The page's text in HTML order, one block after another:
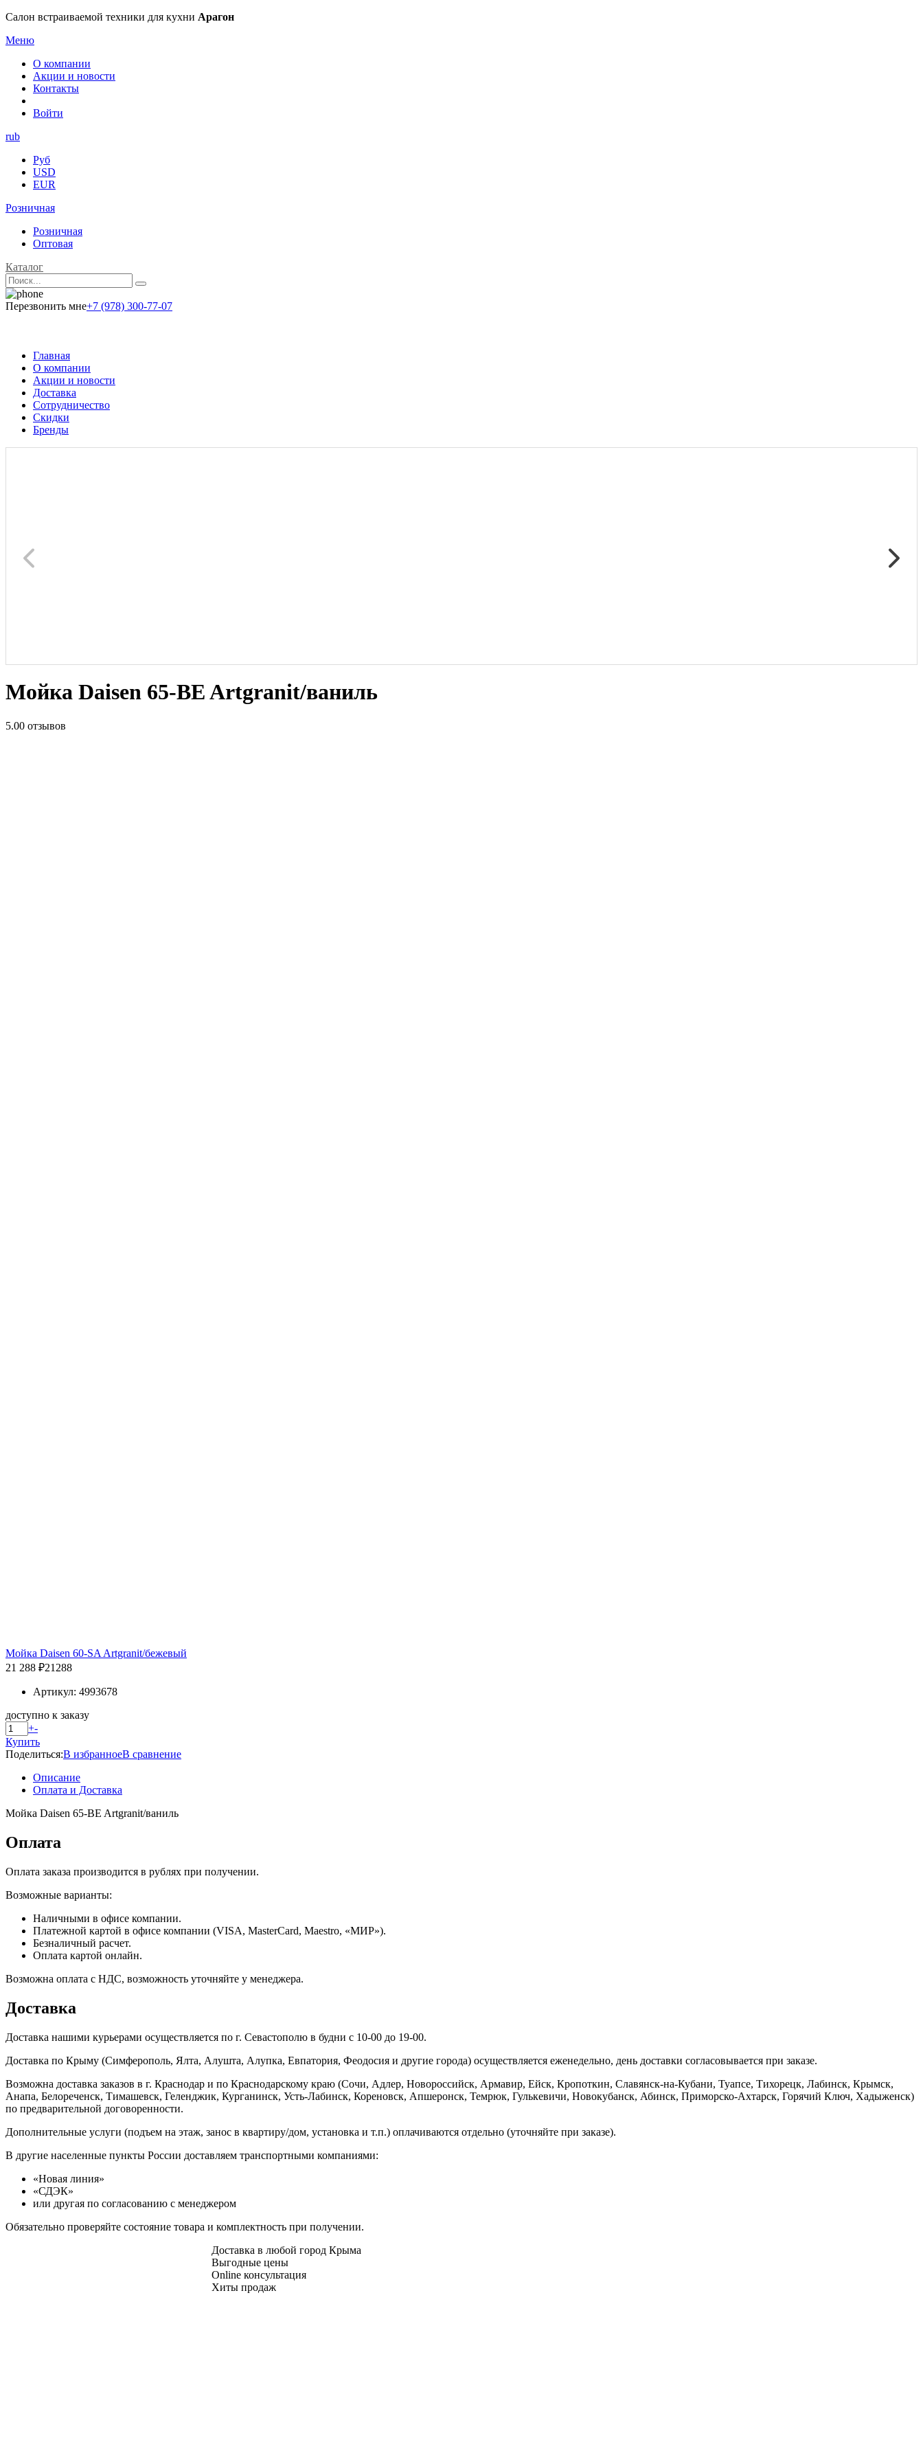
Салон встраиваемой техники для кухни Арагон
Меню
О компании
Акции и новости
Контакты
Войти
rub
Руб
USD
EUR
Розничная
Розничная
Оптовая
Каталог
Перезвонить мне+7 (978) 300-77-07
Главная
О компании
Акции и новости
Доставка
Сотрудничество
Скидки
Бренды
Мойка Daisen 65-BE Artgranit/ваниль
5.00 отзывов
Мойка Daisen 60-SA Artgranit/бежевый
21 288 ₽21288
Артикул: 4993678
доступно к заказу
+-
Купить
Поделиться:В избранноеВ сравнение
Описание
Оплата и Доставка
Мойка Daisen 65-BE Artgranit/ваниль
Оплата
Оплата заказа производится в рублях при получении.
Возможные варианты:
Наличными в офисе компании.
Платежной картой в офисе компании (VISA, MasterCard, Maestro, «МИР»).
Безналичный расчет.
Оплата картой онлайн.
Возможна оплата с НДС, возможность уточняйте у менеджера.
Доставка
Доставка нашими курьерами осуществляется по г. Севастополю в будни с 10-00 до 19-00.
Доставка по Крыму (Симферополь, Ялта, Алушта, Алупка, Евпатория, Феодосия и другие города) осуществляется еженедельно, день доставки согласовывается при заказе.
Возможна доставка заказов в г. Краснодар и по Краснодарскому краю (Сочи, Адлер, Новороссийск, Армавир, Ейск, Кропоткин, Славянск-на-Кубани, Туапсе, Тихорецк, Лабинск, Крымск,
Анапа, Белореченск, Тимашевск, Геленджик, Курганинск, Усть-Лабинск, Кореновск, Апшеронск, Темрюк, Гулькевичи, Новокубанск, Абинск, Приморско-Ахтарск, Горячий Ключ, Хадыженск)
по предварительной договоренности.
Дополнительные услуги (подъем на этаж, занос в квартиру/дом, установка и т.п.) оплачиваются отдельно (уточняйте при заказе).
В другие населенные пункты России доставляем транспортными компаниями:
«Новая линия»
«СДЭК»
или другая по согласованию с менеджером
Обязательно проверяйте состояние товара и комплектность при получении.
Доставка в любой город Крыма
Выгодные цены
Online консультация
Хиты продаж